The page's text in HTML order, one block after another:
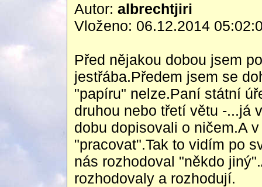
Autor: albrechtjiri
Vloženo: 06.12.2014
Před nějakou dobou jsem
jestřába.Předem jsem se
"papíru" nelze.Paní státní
druhou nebo třetí větu -...já
dobu dopisovali o ničem.A
"pracovat".Tak to vidím po
nás rozhodoval "někdo
rozhodovaly a rozhodují.